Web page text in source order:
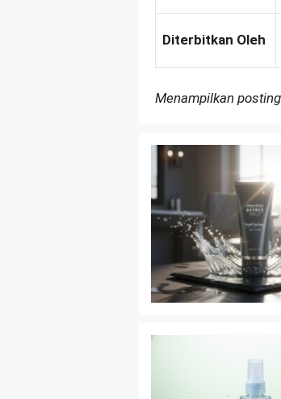
Diterbitkan Oleh
Menampilkan